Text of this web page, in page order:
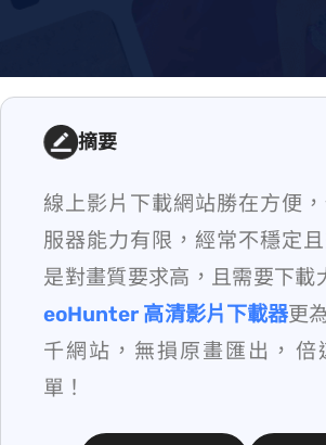
摘要
線上影片下載網站勝在方便
服器能力有限，經常不穩定
是對畫質要求高，且需要下載
eoHunter 高清影片下載器更
千網站，無損原畫匯出，8
單！